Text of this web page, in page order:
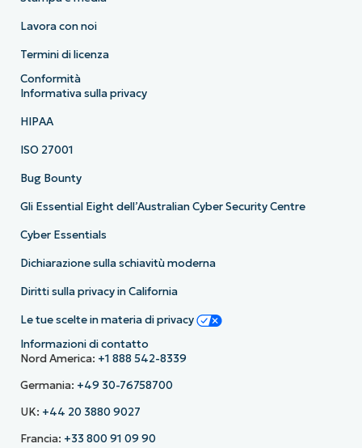
Lavora con noi
Termini di licenza
Conformità
Informativa sulla privacy
HIPAA
ISO 27001
Bug Bounty
Gli Essential Eight dell’Australian Cyber Security Centre
Cyber Essentials
Dichiarazione sulla schiavitù moderna
Diritti sulla privacy in California
Le tue scelte in materia di privacy
Informazioni di contatto
Nord America: +1 888 542-8339
Germania: +49 30-76758700
UK: +44 20 3880 9027
Francia: +33 800 91 09 90